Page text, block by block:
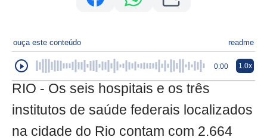
ouça este conteúdo readme
0:00 1.0x
RIO - Os seis hospitais e os três
institutos de saúde federais localizados
na cidade do Rio contam com 2.664